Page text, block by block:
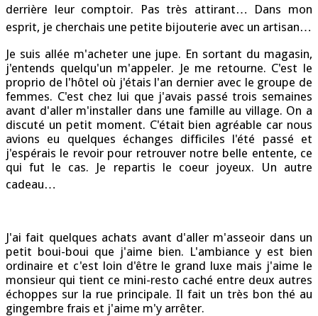
derrière leur comptoir. Pas très attirant… Dans mon
esprit, je cherchais une petite bijouterie avec un artisan…
Je suis allée m'acheter une jupe. En sortant du magasin,
j'entends quelqu'un m'appeler. Je me retourne. C'est le
proprio de l'hôtel où j'étais l'an dernier avec le groupe de
femmes. C'est chez lui que j'avais passé trois semaines
avant d'aller m'installer dans une famille au village. On a
discuté un petit moment. C'était bien agréable car nous
avions eu quelques échanges difficiles l'été passé et
j'espérais le revoir pour retrouver notre belle entente, ce
qui fut le cas. Je repartis le coeur joyeux. Un autre
cadeau…
J'ai fait quelques achats avant d'aller m'asseoir dans un
petit boui-boui que j'aime bien. L'ambiance y est bien
ordinaire et c'est loin d'être le grand luxe mais j'aime le
monsieur qui tient ce mini-resto caché entre deux autres
échoppes sur la rue principale. Il fait un très bon thé au
gingembre frais et j'aime m'y arrêter.